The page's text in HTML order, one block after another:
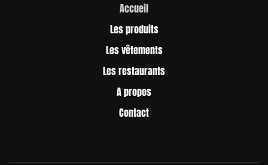
Accueil
Les produits
Les vêtements
Les restaurants
A propos
Contact